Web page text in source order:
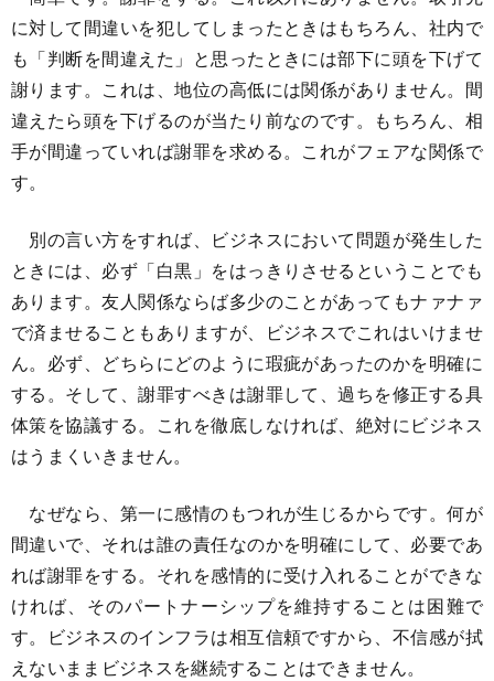
に対して間違いを犯してしまったときはもちろん、社内で
も「判断を間違えた」と思ったときには部下に頭を下げて
謝ります。これは、地位の高低には関係がありません。間
違えたら頭を下げるのが当たり前なのです。もちろん、相
手が間違っていれば謝罪を求める。これがフェアな関係で
す。
別の言い方をすれば、ビジネスにおいて問題が発生した
ときには、必ず「白黒」をはっきりさせるということでも
あります。友人関係ならば多少のことがあってもナァナァ
で済ませることもありますが、ビジネスでこれはいけませ
ん。必ず、どちらにどのように瑕疵があったのかを明確に
する。そして、謝罪すべきは謝罪して、過ちを修正する具
体策を協議する。これを徹底しなければ、絶対にビジネス
はうまくいきません。
なぜなら、第一に感情のもつれが生じるからです。何が
間違いで、それは誰の責任なのかを明確にして、必要であ
れば謝罪をする。それを感情的に受け入れることができな
ければ、そのパートナーシップを維持することは困難で
す。ビジネスのインフラは相互信頼ですから、不信感が拭
えないままビジネスを継続することはできません。